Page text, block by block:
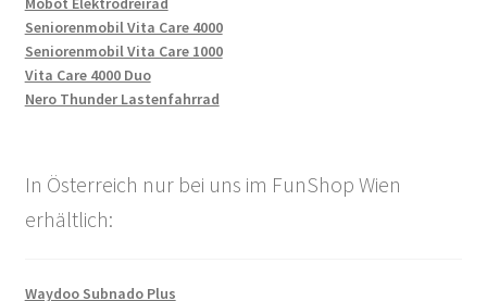
Seniorenmobil Vita Care 4000
Seniorenmobil Vita Care 1000
Vita Care 4000 Duo
Nero Thunder Lastenfahrrad
In Österreich nur bei uns im FunShop Wien
erhältlich:
Waydoo Subnado Plus